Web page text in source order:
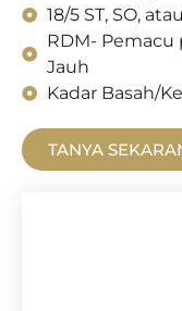
18/5 ST, SO,
RDM-
Jauh
Kadar Basah/
TANYA